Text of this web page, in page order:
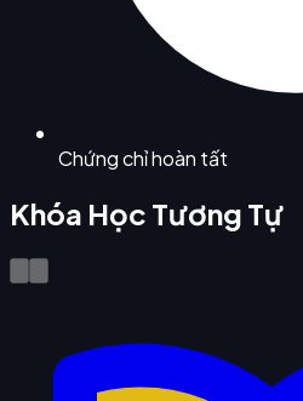
Chứng chỉ hoàn tất
Khóa Học Tương Tự